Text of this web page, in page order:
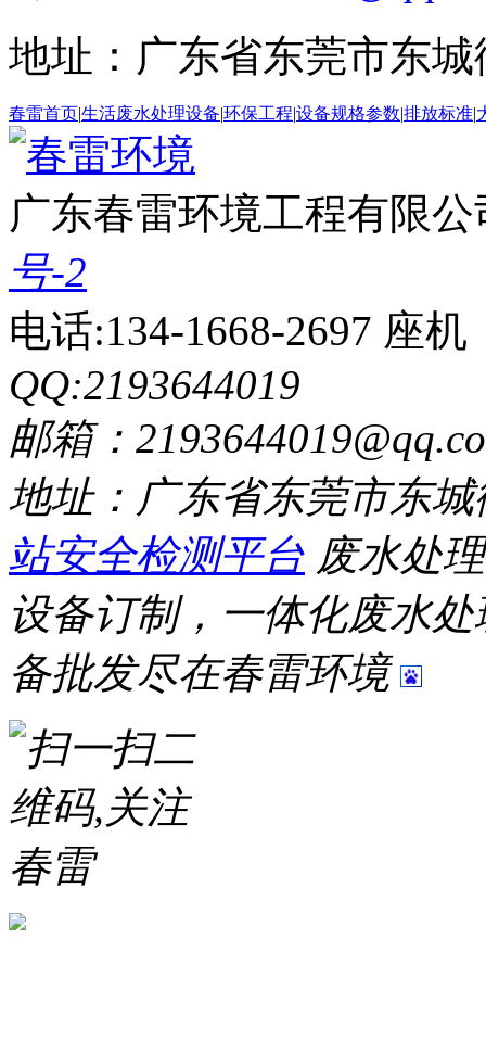
地址：广东省东莞市东
春雷首页|生活废水处理设备|环保工程|设备规格参数|排放标准|
广东春雷环境工程有限
号-2
电话:134-1668-2697 座机
QQ:2193644019
邮箱：
地址：广东省东莞市东
站安全检测平台 废水处
设备订制，一体化废水
备批发尽在春雷环境